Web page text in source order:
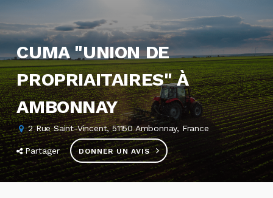
CUMA "UNION DE
PROPRIAITAIRES" À
AMBONNAY
2 Rue Saint-Vincent, 51150 Ambonnay, France
Partager DONNER UN AVIS